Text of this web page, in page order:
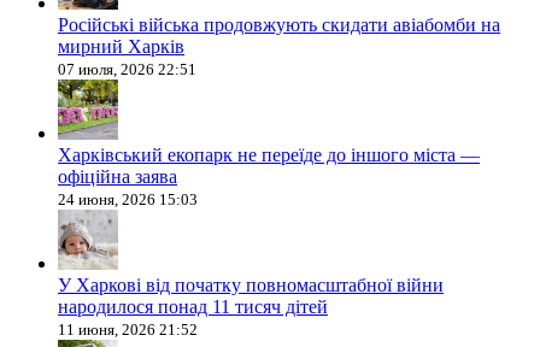
Російські війська продовжують скидати авіабомби на
мирний Харків
07 июля, 2026 22:51
Харківський екопарк не переїде до іншого міста —
офіційна заява
24 июня, 2026 15:03
У Харкові від початку повномасштабної війни
народилося понад 11 тисяч дітей
11 июня, 2026 21:52